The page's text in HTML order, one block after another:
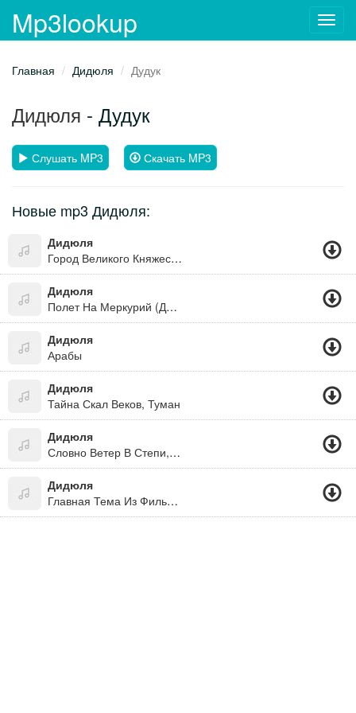
Mp3lookup
Главная Дидюля Дудук
Дидюля - Дудук
Слушать MP3 Скачать MP3
Новые mp3 Дидюля:
Дидюля
Город Великого Княжества
Дидюля
Полет На Меркурий (Дорога В Багдад)
Дидюля
Арабы
Дидюля
Тайна Скал Веков, Туман
Дидюля
Словно Ветер В Степи, Словно В Речке Вода
Дидюля
Главная Тема Из Фильма Кочегар